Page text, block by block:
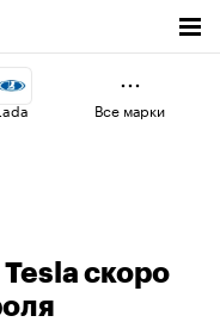
Все марки
скоро